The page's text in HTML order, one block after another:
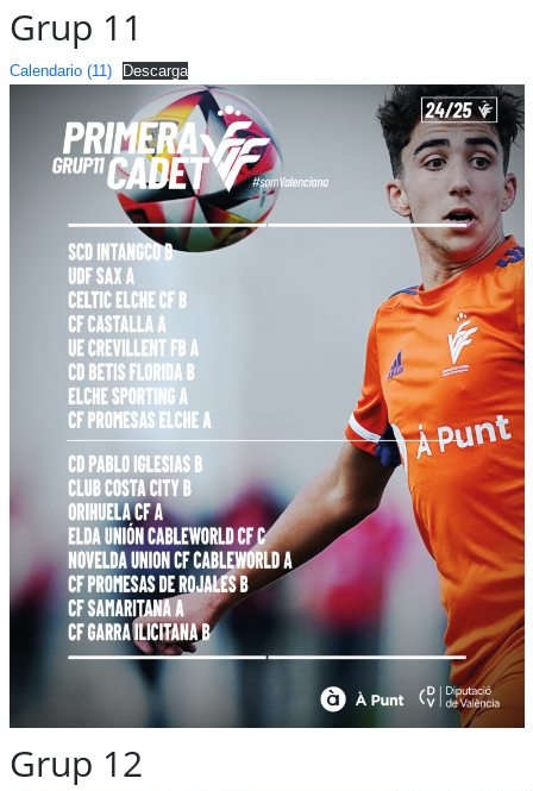
Grup 11
Calendario (11) Descarga
Grup 12